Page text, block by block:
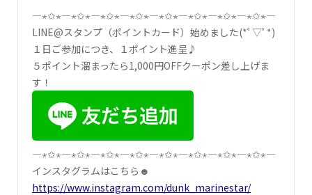
―⋆✩⋆―⋆✩⋆―⋆✩⋆―⋆✩⋆―⋆✩⋆―⋆✩⋆―⋆✩⋆―⋆✩⋆―
LINE@スタンプ（ポイントカード）始めました(*ﾟ▽ﾟ*)
１日ご参加につき、１ポイント進呈♪
５ポイント溜まったら1,000円OFFクーポン差し上げま
す！
―⋆✩⋆―⋆✩⋆―⋆✩⋆―⋆✩⋆―⋆✩⋆―⋆✩⋆―⋆✩⋆―⋆✩⋆―
インスタグラムはこちら☻
https://www.instagram.com/dunk_marinestar/